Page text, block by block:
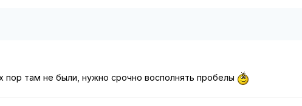
там не были, нужно срочно восполнять пробелы